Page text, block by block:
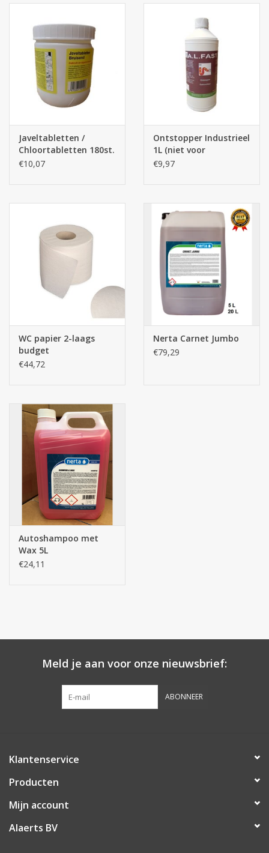
Javeltabletten /
Chloortabletten 180st.
industrial
€10,07
Ontstopper Industrieel
1L (niet voor
particulier gebruik)
€9,97
WC papier 2-laags
budget
€44,72
Nerta Carnet Jumbo
€79,29
Autoshampoo met
Wax 5L
€24,11
Meld je aan voor onze nieuwsbrief:
ABONNEER
Klantenservice
Producten
Mijn account
Alaerts BV